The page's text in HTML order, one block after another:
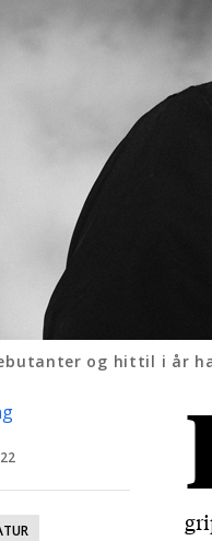
og hittil i år